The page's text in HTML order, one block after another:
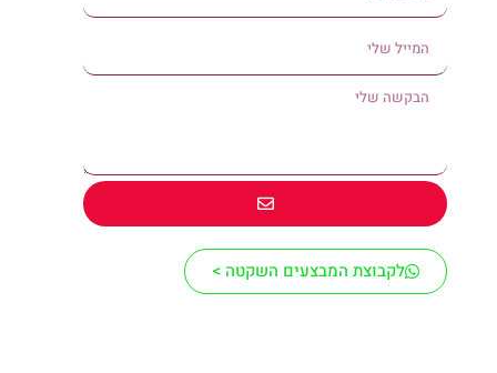
לקבוצת המבצעים השקטה >